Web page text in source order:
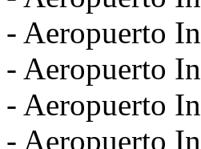
- Aeropuerto
- Aeropuerto
- Aeropuerto
- Aeropuerto